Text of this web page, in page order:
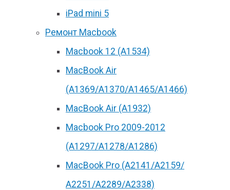
iPad mini 5
Ремонт Macbook
Macbook 12 (А1534)
MacBook Air
(A1369/A1370/A1465/A1466)
MacBook Air (A1932)
Macbook Pro 2009-2012
(A1297/A1278/A1286)
MacBook Pro (А2141/А2159/
А2251/A2289/A2338)